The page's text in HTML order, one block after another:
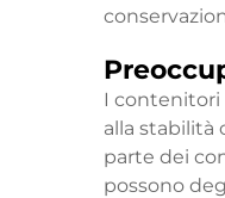
I contenitori
alla stabilità
parte dei
possono